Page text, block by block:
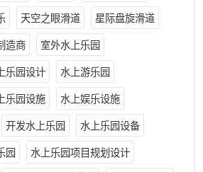
天空之眼滑道 星际盘旋滑道
造商 室外水上乐园
乐园设计 水上游乐园
乐园设施 水上娱乐设施
开发水上乐园 水上乐园设备
园 水上乐园项目规划设计